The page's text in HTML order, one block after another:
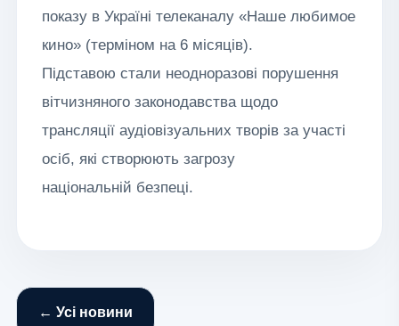
показу в Україні телеканалу «Наше любимое
кино» (терміном на 6 місяців).
Підставою стали неодноразові порушення
вітчизняного законодавства щодо
трансляції аудіовізуальних творів за участі
осіб, які створюють загрозу
національній безпеці.
← Усі новини